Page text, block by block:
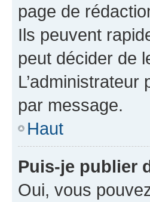
page de
Ils peuvent
peut décider de
par message.
Haut
Puis-je publier
Oui, vous